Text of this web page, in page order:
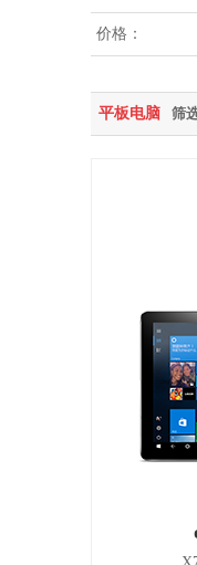
价格：
平板电脑 筛